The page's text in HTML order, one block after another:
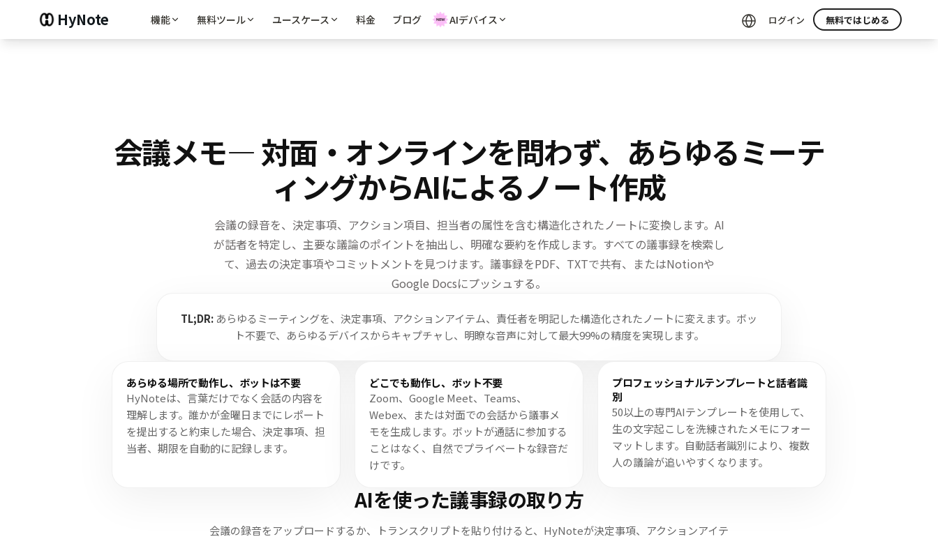
HyNote 機能 無料ツール ユースケース 料金 ブログ AIデバイス ログイン 無料ではじめる
会議メモ— 対面・オンラインを問わず、あらゆるミーテ
ィングからAIによるノート作成
会議の録音を、決定事項、アクション項目、担当者の属性を含む構造化されたノートに変換します。 AI
が話者を特定し、主要な議論のポイントを抽出し、明確な要約を作成します。 すべての議事録を検索し
て、過去の決定事項やコミットメントを見つけます。 議事録をPDF、TXTで共有、またはNotionや
Google Docsにプッシュする。
TL;DR: あらゆるミーティングを、決定事項、アクションアイテム、責任者を明記した構造化されたノートに変えます。ボッ
ト不要で、あらゆるデバイスからキャプチャし、明瞭な音声に対して最大99%の精度を実現します。
あらゆる場所で動作し、ボットは不要
HyNoteは、言葉だけでなく会話の内容を
理解します。誰かが金曜日までにレポート
を提出すると約束した場合、決定事項、担
当者、期限を自動的に記録します。
どこでも動作し、ボット不要
Zoom、Google Meet、Teams、
Webex、または対面での会話から議事メ
モを生成します。ボットが通話に参加する
ことはなく、自然でプライベートな録音だ
けです。
プロフェッショナルテンプレートと話者識
別
50以上の専門AIテンプレートを使用して、
生の文字起こしを洗練されたメモにフォー
マットします。自動話者識別により、複数
人の議論が追いやすくなります。
AIを使った議事録の取り方
会議の録音をアップロードするか、トランスクリプトを貼り付けると、HyNoteが決定事項、アクションアイテ